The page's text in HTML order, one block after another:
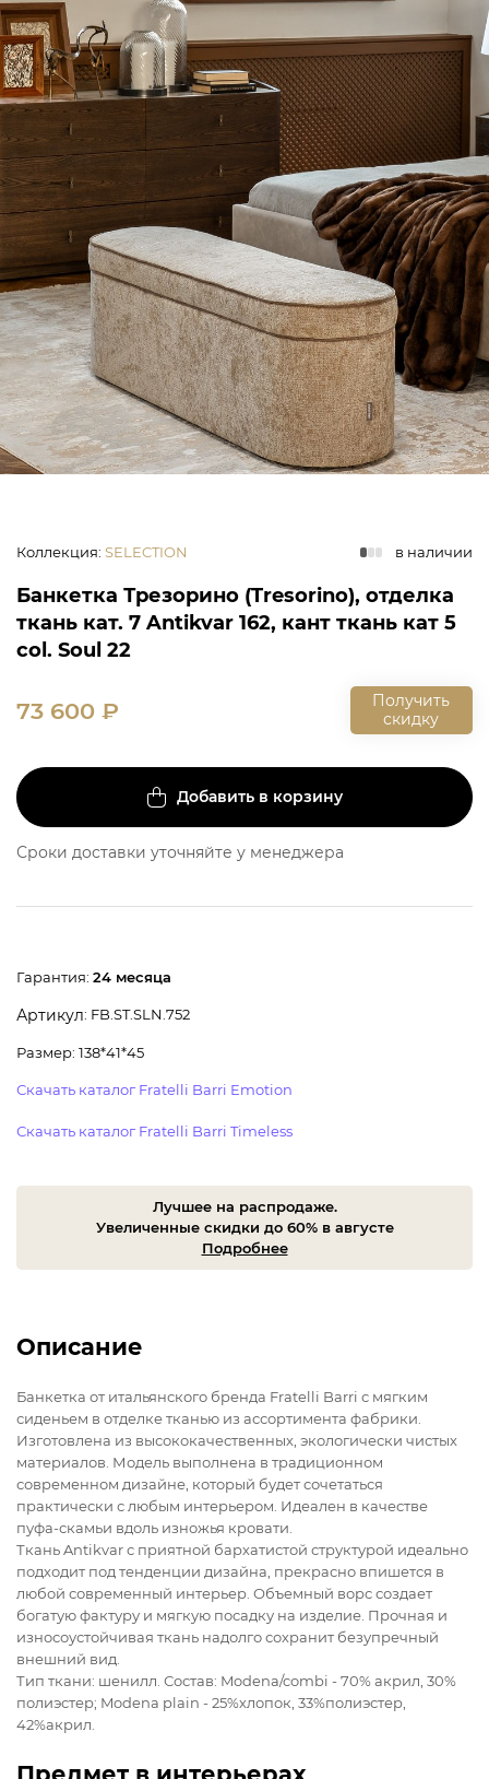
Коллекция: SELECTION в наличии
Банкетка Трезорино (Tresorino), отделка
ткань кат. 7 Antikvar 162, кант ткань кат 5
col. Soul 22
73 600 ₽
Получить
скидку
Добавить в корзину
Сроки доставки уточняйте у менеджера
Гарантия: 24 месяца
Артикул: FB.ST.SLN.752
Размер: 138*41*45
Скачать каталог Fratelli Barri Emotion
Скачать каталог Fratelli Barri Timeless
Лучшее на распродаже.
Увеличенные скидки до 60% в августе
Подробнее
Описание
Банкетка от итальянского бренда Fratelli Barri с мягким
сиденьем в отделке тканью из ассортимента фабрики.
Изготовлена из высококачественных, экологически чистых
материалов. Модель выполнена в традиционном
современном дизайне, который будет сочетаться
практически с любым интерьером. Идеален в качестве
пуфа-скамьи вдоль изножья кровати.
Ткань Antikvar с приятной бархатистой структурой идеально
подходит под тенденции дизайна, прекрасно впишется в
любой современный интерьер. Объемный ворс создает
богатую фактуру и мягкую посадку на изделие. Прочная и
износоустойчивая ткань надолго сохранит безупречный
внешний вид.
Тип ткани: шенилл. Состав: Modena/combi - 70% акрил, 30%
полиэстер; Modena plain - 25%хлопок, 33%полиэстер,
42%акрил.